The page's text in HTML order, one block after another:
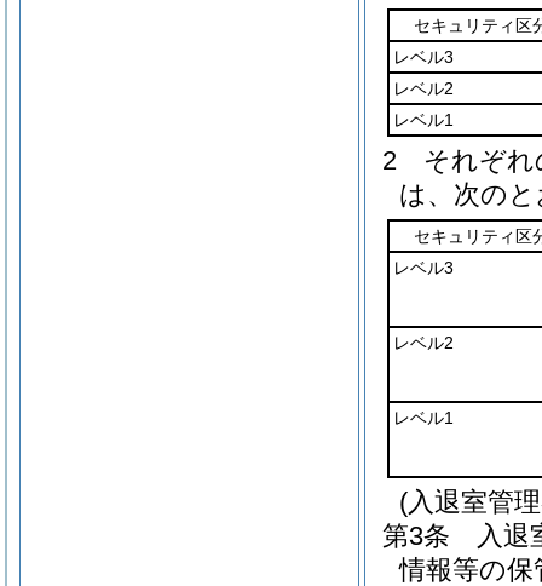
セキュリティ区
レベル3
レベル2
レベル1
2
それぞ
は、次の
セキュリティ区
レベル3
レベル2
レベル1
(入退室管
第3条
入退
情報等の